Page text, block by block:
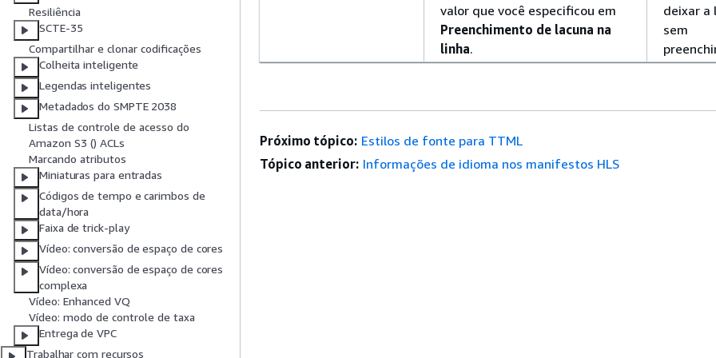
Resiliência
SCTE-35
Compartilhar e clonar codificações
Colheita inteligente
Legendas inteligentes
Metadados do SMPTE 2038
Listas de controle de acesso do
Amazon S3 () ACLs
Marcando atributos
Miniaturas para entradas
Códigos de tempo e carimbos de
data/hora
Faixa de trick-play
Vídeo: conversão de espaço de cores
Vídeo: conversão de espaço de cores
complexa
Vídeo: Enhanced VQ
Vídeo: modo de controle de taxa
Entrega de VPC
Trabalhar com recursos
valor que você especificou em
Preenchimento de lacuna na
linha.
deixar a
sem
Próximo tópico: Estilos de fonte para TTML
Tópico anterior: Informações de idioma nos manifestos HLS